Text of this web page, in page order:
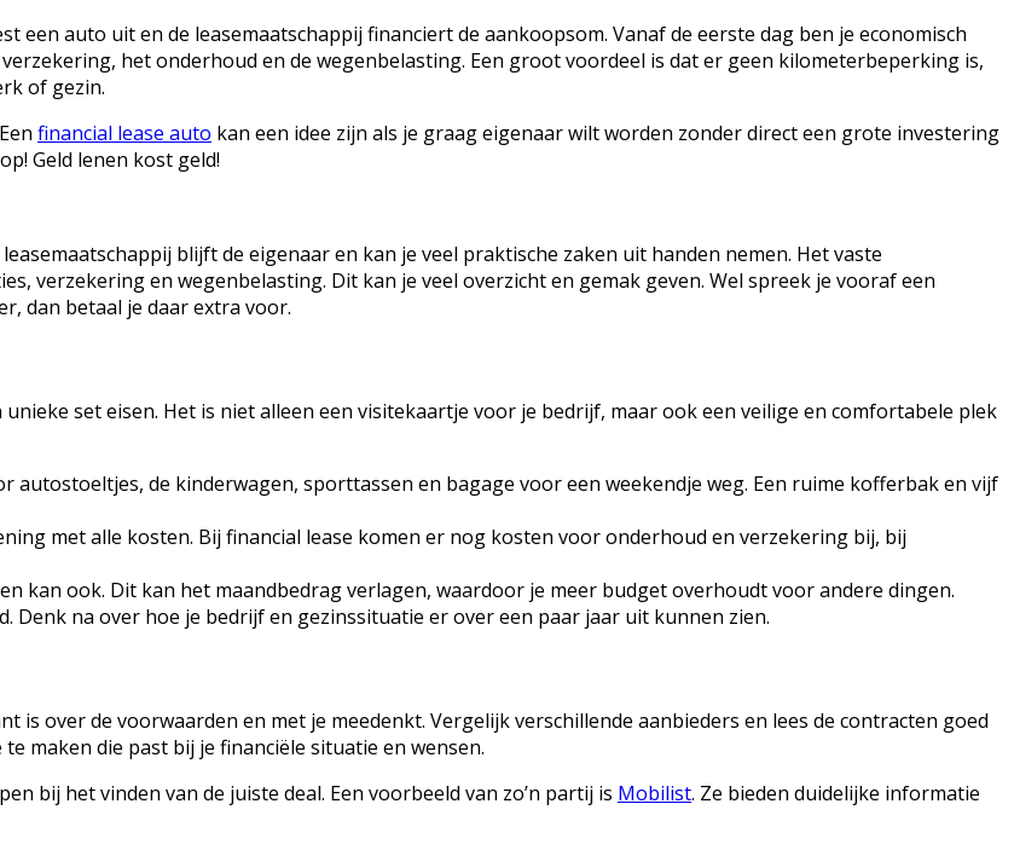
een auto uit en de leasemaatschappij financiert de aankoopsom. Vanaf de eerste dag ben je economisch
het onderhoud en de wegenbelasting. Een groot voordeel is dat er geen kilometerbeperking is,
of gezin.
financial lease auto kan een idee zijn als je graag eigenaar wilt worden zonder direct een grote investering
Geld lenen kost geld!
blijft de eigenaar en kan je veel praktische zaken uit handen nemen. Het vaste
verzekering en wegenbelasting. Dit kan je veel overzicht en gemak geven. Wel spreek je vooraf een
dan betaal je daar extra voor.
set eisen. Het is niet alleen een visitekaartje voor je bedrijf, maar ook een veilige en comfortabele plek
autostoeltjes, de kinderwagen, sporttassen en bagage voor een weekendje weg. Een ruime kofferbak en vijf
met alle kosten. Bij financial lease komen er nog kosten voor onderhoud en verzekering bij, bij
kan ook. Dit kan het maandbedrag verlagen, waardoor je meer budget overhoudt voor andere dingen.
Denk na over hoe je bedrijf en gezinssituatie er over een paar jaar uit kunnen zien.
is over de voorwaarden en met je meedenkt. Vergelijk verschillende aanbieders en lees de contracten goed
maken die past bij je financiële situatie en wensen.
bij het vinden van de juiste deal. Een voorbeeld van zo’n partij is Mobilist. Ze bieden duidelijke informatie